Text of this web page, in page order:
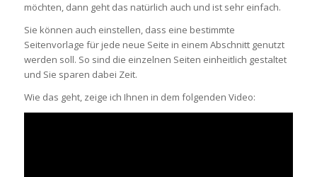
möchten, dann geht das natürlich auch und ist sehr einfach.
Sie können auch einstellen, dass eine bestimmte
Seitenvorlage für jede neue Seite in einem Abschnitt genutzt
werden soll. So sind die einzelnen Seiten einheitlich gestaltet
und Sie sparen dabei Zeit.
Wie das geht, zeige ich Ihnen in dem folgenden Video: